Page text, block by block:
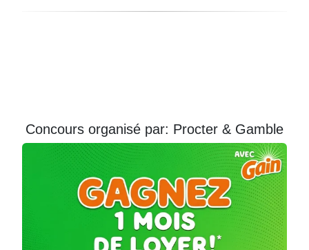
Concours organisé par: Procter & Gamble
Prénom